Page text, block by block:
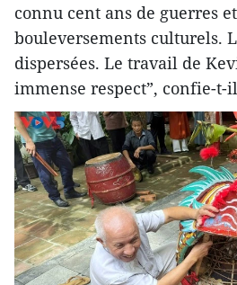
connu cent ans de guerres
bouleversements culturels.
dispersées. Le travail de
immense respect”, confie-t-